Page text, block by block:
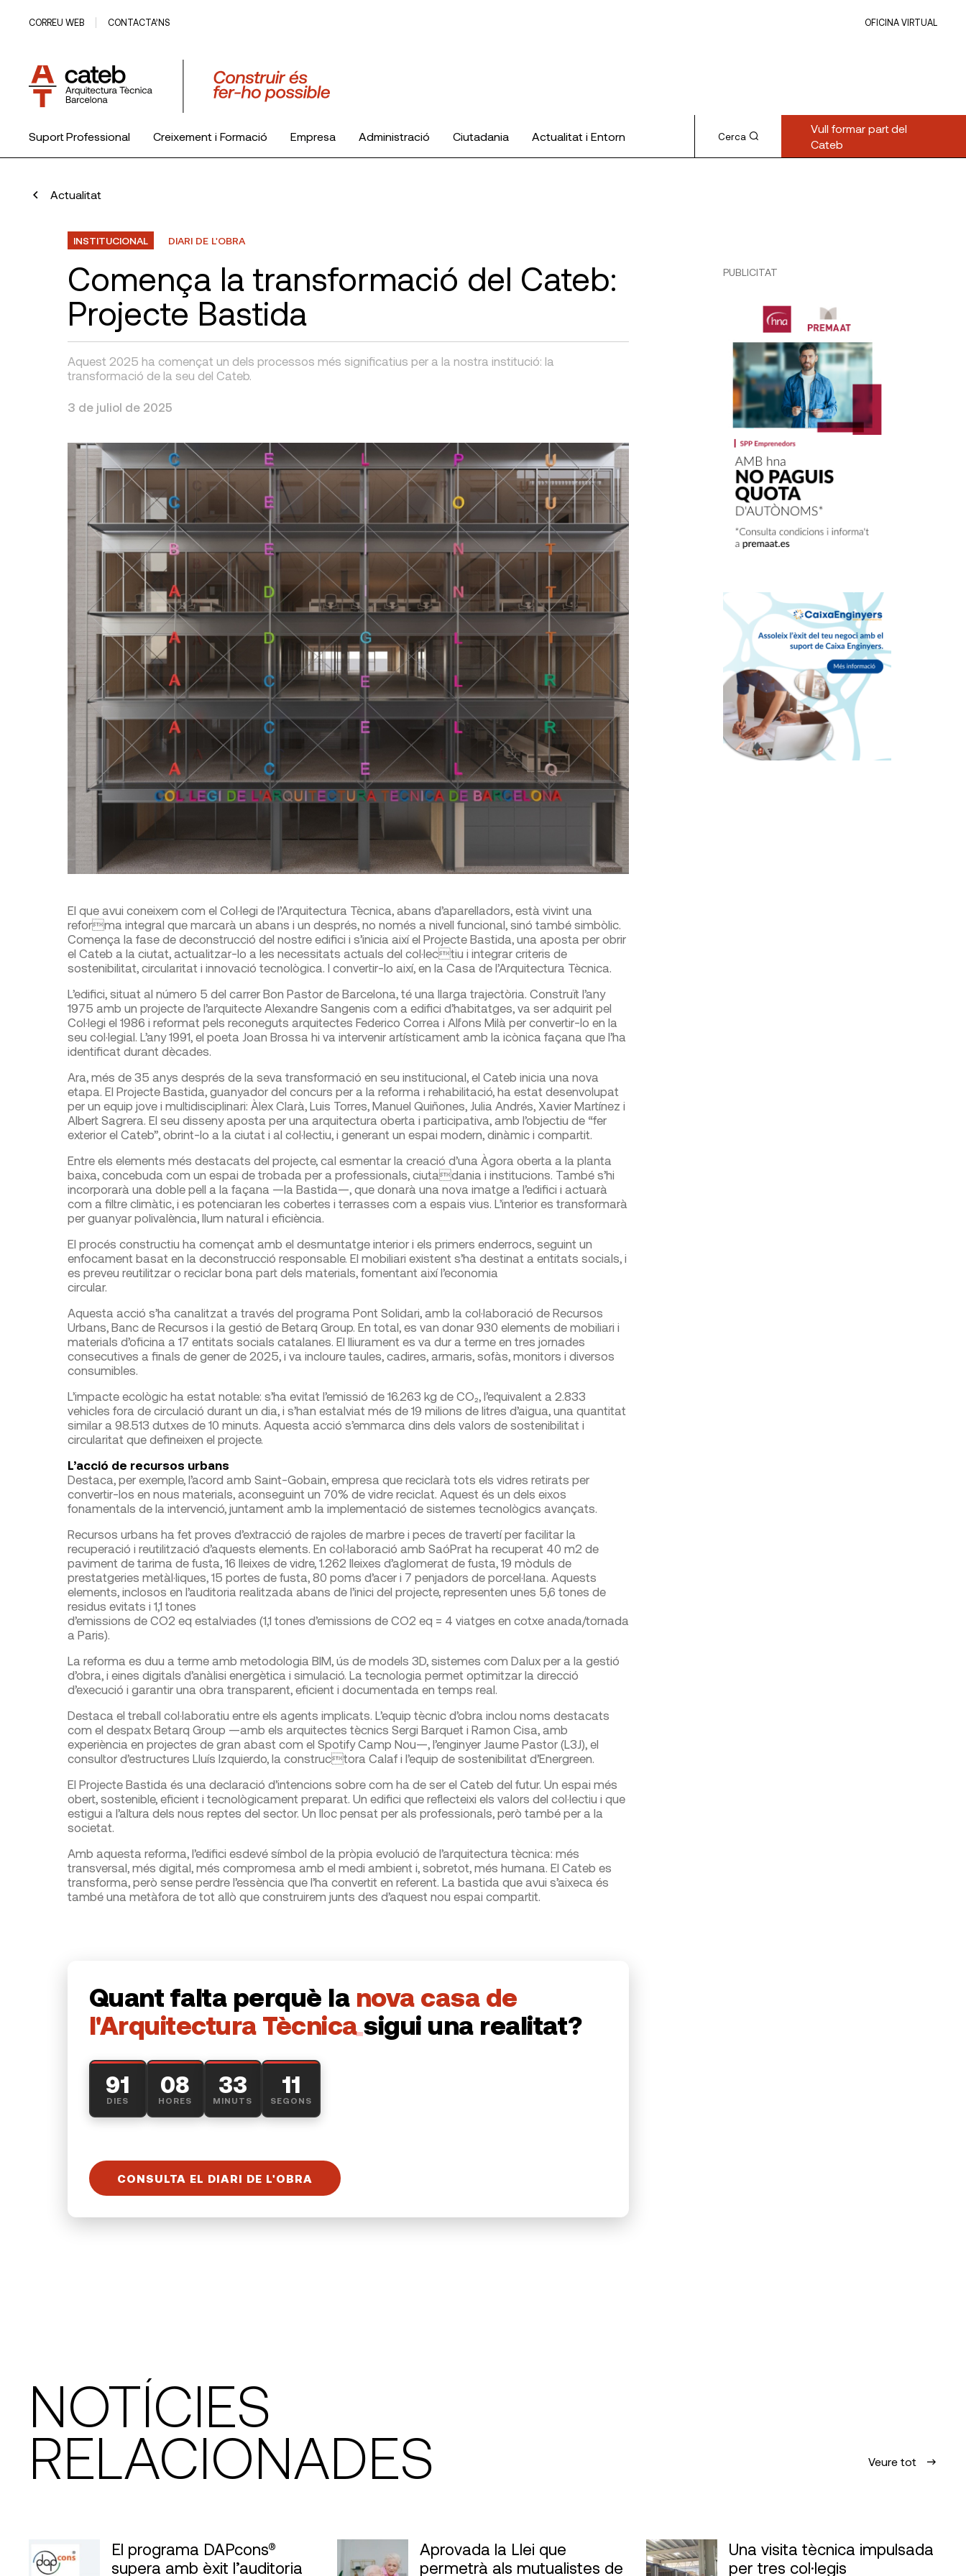
CORREU WEB CONTACTA’NS OFICINA VIRTUAL
Suport Professional Creixement i Formació Empresa Administració Ciutadania Actualitat i Entorn Cerca
Vull formar part del
Cateb
Actualitat
INSTITUCIONAL DIARI DE L'OBRA
Comença la transformació del Cateb:
Projecte Bastida
Aquest 2025 ha començat un dels processos més significatius per a la nostra institució: la
transformació de la seu del Cateb.
3 de juliol de 2025
El que avui coneixem com el Col·legi de l’Arquitectura Tècnica, abans d’aparelladors, està vivint una
reforma integral que marcarà un abans i un després, no només a nivell funcional, sinó també simbòlic.
Comença la fase de deconstrucció del nostre edifici i s’inicia així el Projecte Bastida, una aposta per obrir
el Cateb a la ciutat, actualitzar-lo a les necessitats actuals del col·lectiu i integrar criteris de
sostenibilitat, circularitat i innovació tecnològica. I convertir-lo així, en la Casa de l’Arquitectura Tècnica.
L’edifici, situat al número 5 del carrer Bon Pastor de Barcelona, té una llarga trajectòria. Construït l’any
1975 amb un projecte de l’arquitecte Alexandre Sangenis com a edifici d’habitatges, va ser adquirit pel
Col·legi el 1986 i reformat pels reconeguts arquitectes Federico Correa i Alfons Milà per convertir-lo en la
seu col·legial. L’any 1991, el poeta Joan Brossa hi va intervenir artísticament amb la icònica façana que l’ha
identificat durant dècades.
Ara, més de 35 anys després de la seva transformació en seu institucional, el Cateb inicia una nova
etapa. El Projecte Bastida, guanyador del concurs per a la reforma i rehabilitació, ha estat desenvolupat
per un equip jove i multidisciplinari: Àlex Clarà, Luis Torres, Manuel Quiñones, Julia Andrés, Xavier Martínez i
Albert Sagrera. El seu disseny aposta per una arquitectura oberta i participativa, amb l’objectiu de “fer
exterior el Cateb”, obrint-lo a la ciutat i al col·lectiu, i generant un espai modern, dinàmic i compartit.
Entre els elements més destacats del projecte, cal esmentar la creació d’una Àgora oberta a la planta
baixa, concebuda com un espai de trobada per a professionals, ciutadania i institucions. També s’hi
incorporarà una doble pell a la façana —la Bastida—, que donarà una nova imatge a l’edifici i actuarà
com a filtre climàtic, i es potenciaran les cobertes i terrasses com a espais vius. L’interior es transformarà
per guanyar polivalència, llum natural i eficiència.
El procés constructiu ha començat amb el desmuntatge interior i els primers enderrocs, seguint un
enfocament basat en la deconstrucció responsable. El mobiliari existent s’ha destinat a entitats socials, i
es preveu reutilitzar o reciclar bona part dels materials, fomentant així l’economia
circular.
Aquesta acció s’ha canalitzat a través del programa Pont Solidari, amb la col·laboració de Recursos
Urbans, Banc de Recursos i la gestió de Betarq Group. En total, es van donar 930 elements de mobiliari i
materials d’oficina a 17 entitats socials catalanes. El lliurament es va dur a terme en tres jornades
consecutives a finals de gener de 2025, i va incloure taules, cadires, armaris, sofàs, monitors i diversos
consumibles.
L’impacte ecològic ha estat notable: s’ha evitat l’emissió de 16.263 kg de CO₂, l’equivalent a 2.833
vehicles fora de circulació durant un dia, i s’han estalviat més de 19 milions de litres d’aigua, una quantitat
similar a 98.513 dutxes de 10 minuts. Aquesta acció s’emmarca dins dels valors de sostenibilitat i
circularitat que defineixen el projecte.
L’acció de recursos urbans
Destaca, per exemple, l’acord amb Saint-Gobain, empresa que reciclarà tots els vidres retirats per
convertir-los en nous materials, aconseguint un 70% de vidre reciclat. Aquest és un dels eixos
fonamentals de la intervenció, juntament amb la implementació de sistemes tecnològics avançats.
Recursos urbans ha fet proves d’extracció de rajoles de marbre i peces de travertí per facilitar la
recuperació i reutilització d’aquests elements. En col·laboració amb SaóPrat ha recuperat 40 m2 de
paviment de tarima de fusta, 16 lleixes de vidre, 1.262 lleixes d’aglomerat de fusta, 19 mòduls de
prestatgeries metàl·liques, 15 portes de fusta, 80 poms d’acer i 7 penjadors de porcel·lana. Aquests
elements, inclosos en l’auditoria realitzada abans de l’inici del projecte, representen unes 5,6 tones de
residus evitats i 1,1 tones
d’emissions de CO2 eq estalviades (1,1 tones d’emissions de CO2 eq = 4 viatges en cotxe anada/tornada
a Paris).
La reforma es duu a terme amb metodologia BIM, ús de models 3D, sistemes com Dalux per a la gestió
d’obra, i eines digitals d’anàlisi energètica i simulació. La tecnologia permet optimitzar la direcció
d’execució i garantir una obra transparent, eficient i documentada en temps real.
Destaca el treball col·laboratiu entre els agents implicats. L’equip tècnic d’obra inclou noms destacats
com el despatx Betarq Group —amb els arquitectes tècnics Sergi Barquet i Ramon Cisa, amb
experiència en projectes de gran abast com el Spotify Camp Nou—, l’enginyer Jaume Pastor (L3J), el
consultor d’estructures Lluís Izquierdo, la constructora Calaf i l’equip de sostenibilitat d’Energreen.
El Projecte Bastida és una declaració d’intencions sobre com ha de ser el Cateb del futur. Un espai més
obert, sostenible, eficient i tecnològicament preparat. Un edifici que reflecteixi els valors del col·lectiu i que
estigui a l’altura dels nous reptes del sector. Un lloc pensat per als professionals, però també per a la
societat.
Amb aquesta reforma, l’edifici esdevé símbol de la pròpia evolució de l’arquitectura tècnica: més
transversal, més digital, més compromesa amb el medi ambient i, sobretot, més humana. El Cateb es
transforma, però sense perdre l’essència que l’ha convertit en referent. La bastida que avui s’aixeca és
també una metàfora de tot allò que construirem junts des d’aquest nou espai compartit.
Quant falta perquè la nova casa de
l'Arquitectura Tècnicasigui una realitat?
91
DIES
08
HORES
33
MINUTS
10
SEGONS
CONSULTA EL DIARI DE L'OBRA
PUBLICITAT
NOTÍCIES
RELACIONADES Veure tot
El programa DAPcons®
supera amb èxit l’auditoria
Aprovada la Llei que
permetrà als mutualistes de
Una visita tècnica impulsada
per tres col·legis